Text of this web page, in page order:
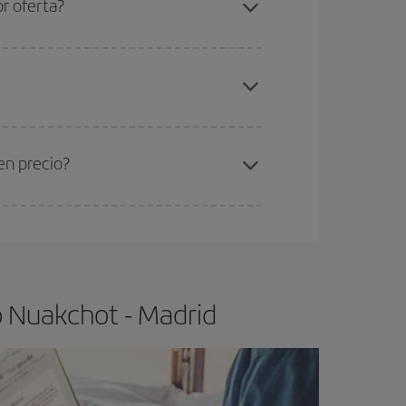
oferta?
precio?
- Madrid